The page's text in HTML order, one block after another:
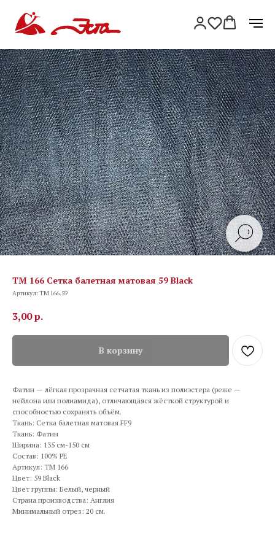
TM 166 Сетка балетная матовая 59 Black
Артикул:TM 166.59
3,00р.
В корзину
Фатин — лёгкая прозрачная сетчатая ткань из полиэстера (реже —
нейлона или полиамида), отличающаяся жёсткой структурой и
способностью сохранять объём.
Ткань: Сетка балетная матовая FF9
Ткань: Фатин
Ширина: 135 см-150 см
Состав: 100% PE
Артикул: TM 166
Цвет: 59 Black
Цвет группы: Белый, черный
Страна производства: Англия
Минимальный отрез: 20 см.